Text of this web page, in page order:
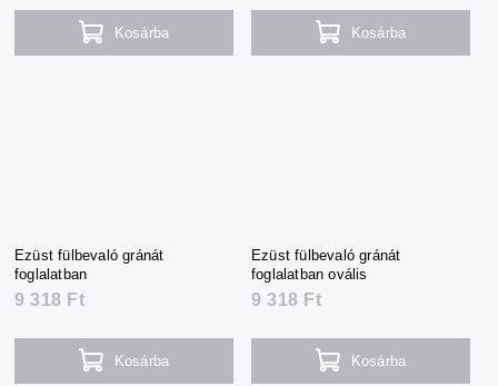
Kosárba Kosárba
Ezüst fülbevaló gránát
foglalatban
9 318 Ft
Kosárba
Ezüst fülbevaló gránát
foglalatban ovális
9 318 Ft
Kosárba